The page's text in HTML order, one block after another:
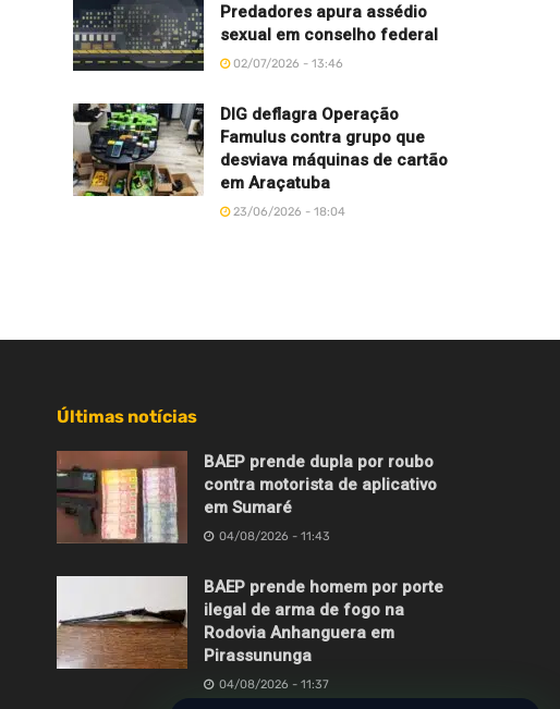
Predadores apura assédio
sexual em conselho federal
02/07/2026 - 13:46
DIG deflagra Operação
Famulus contra grupo que
desviava máquinas de cartão
em Araçatuba
23/06/2026 - 18:04
Últimas notícias
BAEP prende dupla por roubo
contra motorista de aplicativo
em Sumaré
04/08/2026 - 11:43
BAEP prende homem por porte
ilegal de arma de fogo na
Rodovia Anhanguera em
Pirassununga
04/08/2026 - 11:37